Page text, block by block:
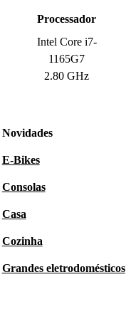
Processador
Intel Core i7-
1165G7
2.80 GHz
Novidades
E-Bikes
Consolas
Casa
Cozinha
Grandes eletrodomésticos